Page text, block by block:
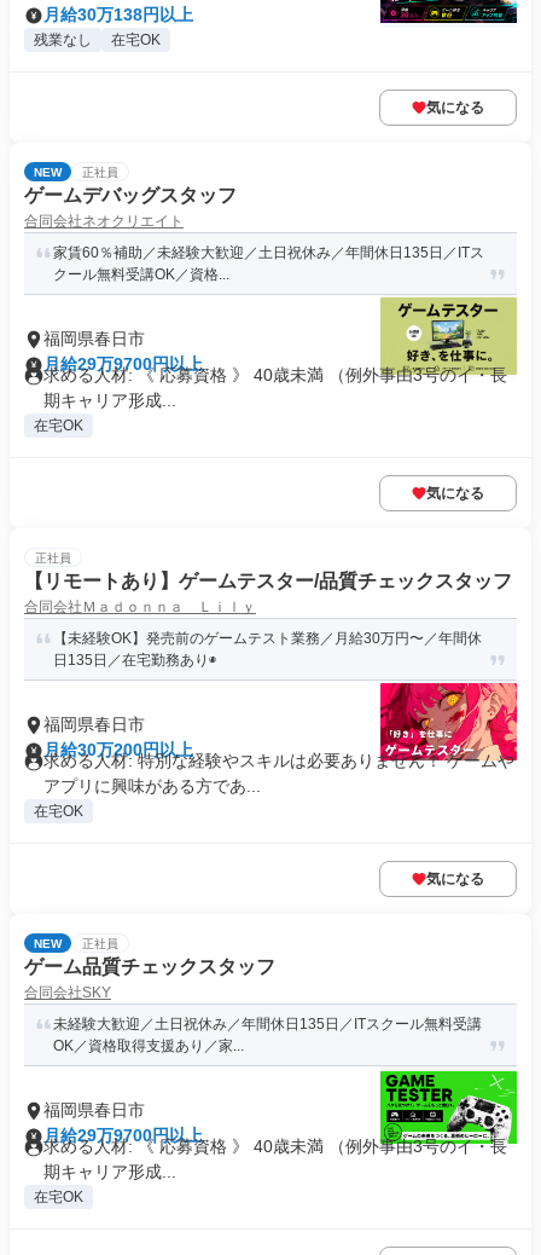
月給30万138円以上
残業なし 在宅OK
気になる
NEW 正社員
ゲームデバッグスタッフ
合同会社ネオクリエイト
家賃60％補助／未経験大歓迎／土日祝休み／年間休日135日／ITス
クール無料受講OK／資格...
福岡県春日市
月給29万9700円以上
求める人材: 《 応募資格 》 40歳未満 （例外事由3号のイ・長
期キャリア形成...
在宅OK
気になる
正社員
【リモートあり】ゲームテスター/品質チェックスタッフ
合同会社Ｍａｄｏｎｎａ Ｌｉｌｙ
【未経験OK】発売前のゲームテスト業務／月給30万円〜／年間休
日135日／在宅勤務あり◉
福岡県春日市
月給30万200円以上
求める人材: 特別な経験やスキルは必要ありません！ ゲームや
アプリに興味がある方であ...
在宅OK
気になる
NEW 正社員
ゲーム品質チェックスタッフ
合同会社SKY
未経験大歓迎／土日祝休み／年間休日135日／ITスクール無料受講
OK／資格取得支援あり／家...
福岡県春日市
月給29万9700円以上
求める人材: 《 応募資格 》 40歳未満 （例外事由3号のイ・長
期キャリア形成...
在宅OK